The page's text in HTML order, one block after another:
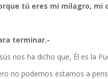
tú eres mi milagro, mi
terminar.-
nos ha dicho que, Él es la
no podemos estarnos a